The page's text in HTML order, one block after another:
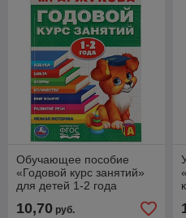
Обучающее пособие
«Годовой курс занятий»
для детей 1-2 года
М.А.Жукова ТМ «УМка»
10,70 руб.